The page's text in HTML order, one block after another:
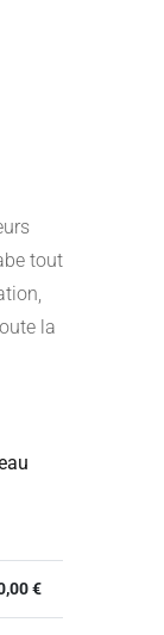
tout
la
€